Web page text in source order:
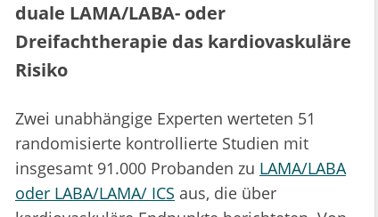
duale LAMA/LABA- oder
Dreifachtherapie das kardiovaskuläre
Risiko
Zwei unabhängige Experten werteten 51
randomisierte kontrollierte Studien mit
insgesamt 91.000 Probanden zu LAMA/LABA
oder LABA/LAMA/ ICS aus, die über